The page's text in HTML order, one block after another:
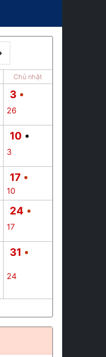
Chủ nhật
3
26
10
3
17
10
24
17
31
24